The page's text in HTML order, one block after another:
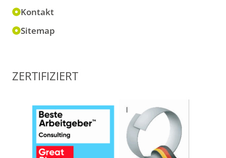
Kontakt
Sitemap
ZERTIFIZIERT